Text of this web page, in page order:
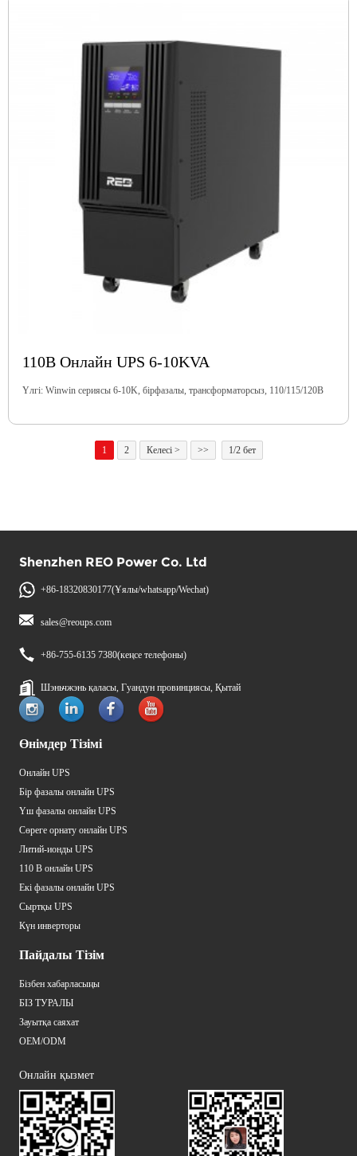
110В Онлайн UPS 6-10KVA
Үлгі: Winwin сериясы 6-10K, бірфазалы, трансформаторсыз, 110/115/120В
1 2 Келесі > >> 1/2 бет
Shenzhen REO Power Co. Ltd
+86-18320830177(Ұялы/whatsapp/Wechat)
sales@reoups.com
+86-755-6135 7380(кеңсе телефоны)
Шэньчжэнь қаласы, Гуандун провинциясы, Қытай
Өнімдер Тізімі
Онлайн UPS
Бір фазалы онлайн UPS
Үш фазалы онлайн UPS
Сөреге орнату онлайн UPS
Литий-ионды UPS
110 В онлайн UPS
Екі фазалы онлайн UPS
Сыртқы UPS
Күн инверторы
Пайдалы Тізім
Бізбен хабарласыңы
БІЗ ТУРАЛЫ
Зауытқа саяхат
OEM/ODM
Онлайн қызмет